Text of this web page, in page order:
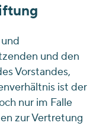
und den
Vorstandes,
ist der
nur im Falle
zur Vertretung